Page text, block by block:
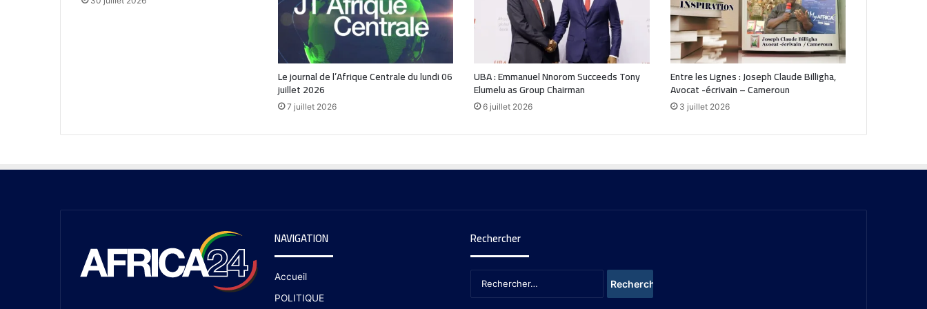
Le journal de l’Afrique Centrale du lundi 06
juillet 2026
7 juillet 2026
UBA : Emmanuel Nnorom Succeeds Tony
Elumelu as Group Chairman
6 juillet 2026
Entre les Lignes : Joseph Claude Billigha,
Avocat -écrivain – Cameroun
3 juillet 2026
NAVIGATION
Accueil
POLITIQUE
Rechercher